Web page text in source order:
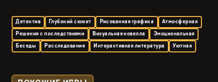
Детектив Глубокий сюжет Рисованная графика
Атмосферная
Решения с последствиями
Визуальная новелла
Эмоциональная
Беседы
Расследование Интерактивная литература Уютная